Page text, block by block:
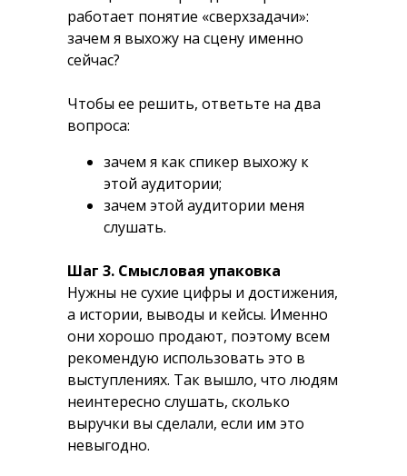
работает понятие «сверхзадачи»:
зачем я выхожу на сцену именно
сейчас?
Чтобы ее решить, ответьте на два
вопроса:
зачем я как спикер выхожу к
этой аудитории;
зачем этой аудитории меня
слушать.
Шаг 3. Смысловая упаковка
Нужны не сухие цифры и достижения,
а истории, выводы и кейсы. Именно
они хорошо продают, поэтому всем
рекомендую использовать это в
выступлениях. Так вышло, что людям
неинтересно слушать, сколько
выручки вы сделали, если им это
невыгодно.